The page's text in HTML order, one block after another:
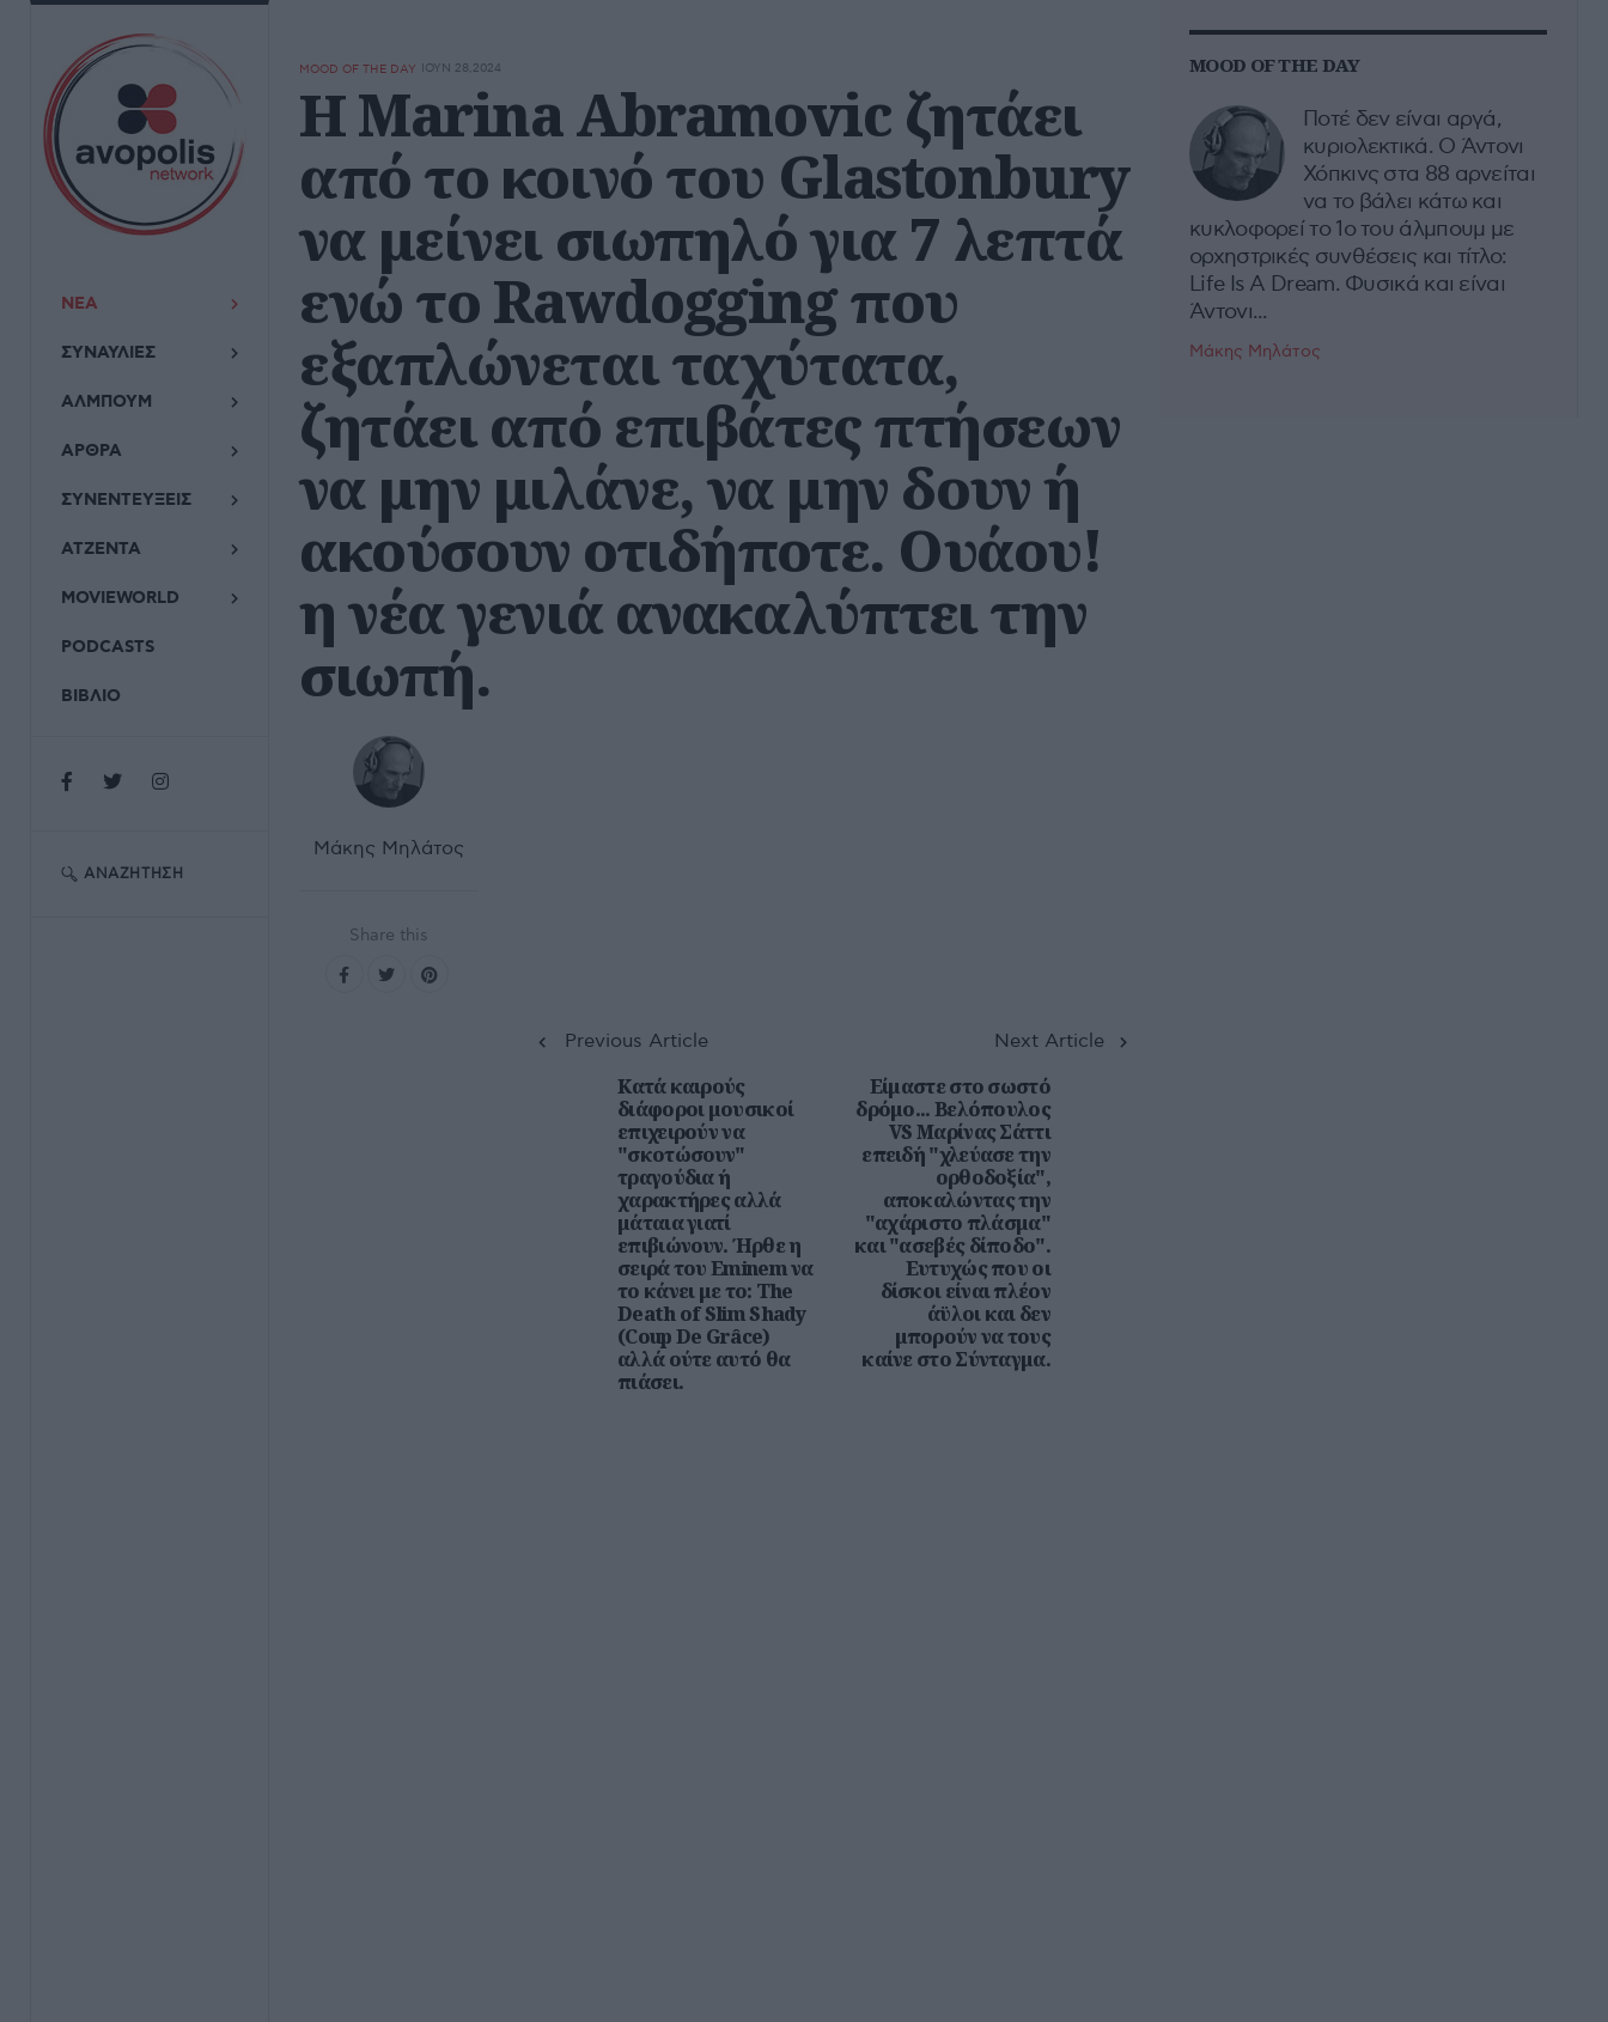
ΝΕΑ
ΣΥΝΑΥΛΙΕΣ
ΑΛΜΠΟΥΜ
ΑΡΘΡΑ
ΣΥΝΕΝΤΕΥΞΕΙΣ
ΑΤΖΕΝΤΑ
MOVIEWORLD
PODCASTS
ΒΙΒΛΙΟ
ΑΝΑΖΉΤΗΣΗ
MOOD OF THE DAY ΙΟΥΝ 28,2024
Η Marina Abramovic ζητάει
από το κοινό του Glastonbury
να μείνει σιωπηλό για 7 λεπτά
ενώ το Rawdogging που
εξαπλώνεται ταχύτατα,
ζητάει από επιβάτες πτήσεων
να μην μιλάνε, να μην δουν ή
ακούσουν οτιδήποτε. Ουάου!
η νέα γενιά ανακαλύπτει την
σιωπή.
Μάκης Μηλάτος
Share this
Previous Article
Κατά καιρούς
διάφοροι μουσικοί
επιχειρούν να
"σκοτώσουν"
τραγούδια ή
χαρακτήρες αλλά
μάταια γιατί
επιβιώνουν. Ήρθε η
σειρά του Eminem να
το κάνει με το: The
Death of Slim Shady
(Coup De Grâce)
αλλά ούτε αυτό θα
πιάσει.
Next Article
Είμαστε στο σωστό
δρόμο... Βελόπουλος
VS Μαρίνας Σάττι
επειδή "χλεύασε την
ορθοδοξία",
αποκαλώντας την
"αχάριστο πλάσμα"
και "ασεβές δίποδο".
Ευτυχώς που οι
δίσκοι είναι πλέον
άϋλοι και δεν
μπορούν να τους
καίνε στο Σύνταγμα.
MOOD OF THE DAY
Ποτέ δεν είναι αργά,
κυριολεκτικά. Ο Άντονι
Χόπκινς στα 88 αρνείται
να το βάλει κάτω και
κυκλοφορεί το 1ο του άλμπουμ με
ορχηστρικές συνθέσεις και τίτλο:
Life Is A Dream. Φυσικά και είναι
Άντονι...
Μάκης Μηλάτος